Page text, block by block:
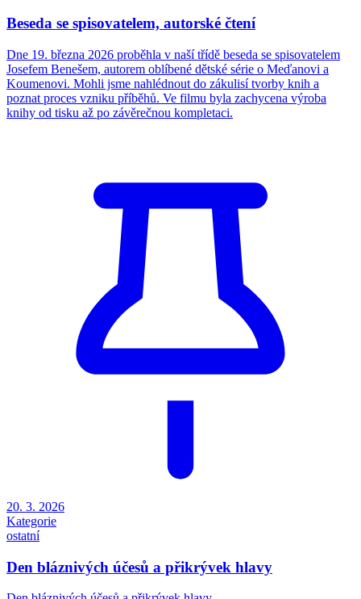
Beseda se spisovatelem, autorské čtení
Dne 19. března 2026 proběhla v naší třídě beseda se spisovatelem
Josefem Benešem, autorem oblíbené dětské série o Meďanovi a
Koumenovi. Mohli jsme nahlédnout do zákulisí tvorby knih a
poznat proces vzniku příběhů. Ve filmu byla zachycena výroba
knihy od tisku až po závěrečnou kompletaci.
20. 3. 2026
Kategorie
ostatní
Den bláznivých účesů a přikrývek hlavy